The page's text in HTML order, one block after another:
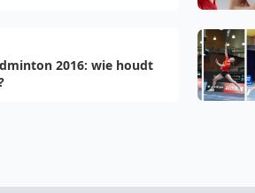
2016: wie houdt